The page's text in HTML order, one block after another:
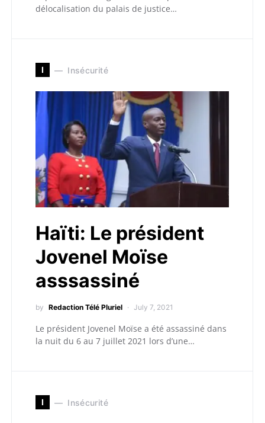
délocalisation du palais de justice…
I Insécurité
Haïti: Le président
Jovenel Moïse
asssassiné
by Redaction Télé Pluriel July 7, 2021
Le président Jovenel Moïse a été assassiné dans
la nuit du 6 au 7 juillet 2021 lors d’une…
I Insécurité